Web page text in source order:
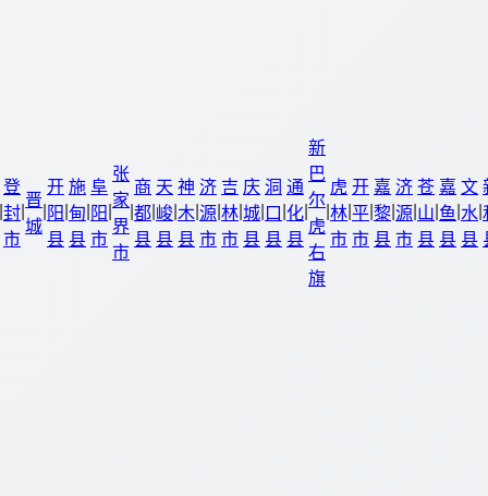
登
封
市
晋
城
开
阳
县
施
甸
县
阜
阳
市
张
家
界
市
商
都
县
天
峻
县
神
木
县
济
源
市
吉
林
市
庆
城
县
洞
口
县
通
化
县
新
巴
尔
虎
右
旗
虎
林
市
开
平
市
嘉
黎
县
济
源
市
苍
山
县
嘉
鱼
县
文
水
县